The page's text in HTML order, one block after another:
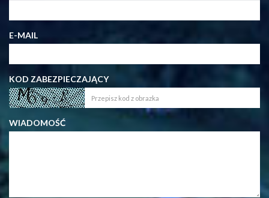
E-MAIL
KOD ZABEZPIECZAJĄCY
WIADOMOŚĆ